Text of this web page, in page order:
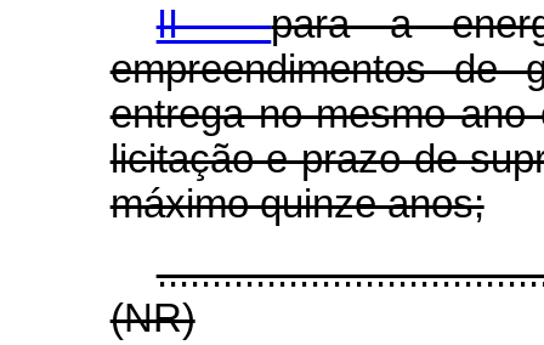
II -para a
empreendimentos de
entrega no mesmo
licitação e prazo de
máximo quinze anos;
(NR)